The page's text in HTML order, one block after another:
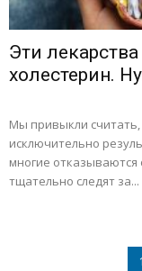
Эти
холестерин.
Мы привыкли
исключительно
многие
тщательно следят за...
1